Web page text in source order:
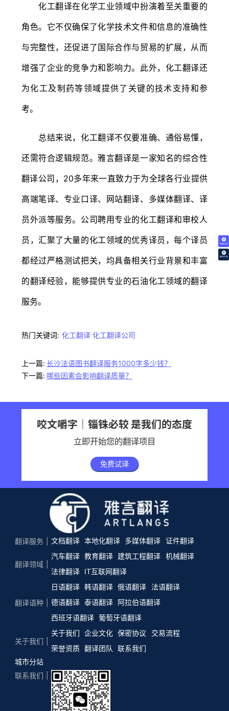
免费试译
翻译价格
化工翻译在化学工业领域中扮演着至关重要的
角色。它不仅确保了化学技术文件和信息的准确性
与完整性，还促进了国际合作与贸易的扩展，从而
增强了企业的竞争力和影响力。此外，化工翻译还
为化工及制药等领域提供了关键的技术支持和参
考。
总结来说，化工翻译不仅要准确、通俗易懂，
还需符合逻辑规范。雅言翻译是一家知名的综合性
翻译公司，20多年来一直致力于为全球各行业提供
高端笔译、专业口译、网站翻译、多媒体翻译、译
员外派等服务。公司聘用专业的化工翻译和审校人
员，汇聚了大量的化工领域的优秀译员，每个译员
都经过严格测试把关，均具备相关行业背景和丰富
的翻译经验，能够提供专业的石油化工领域的翻译
服务。
热门关键词: 化工翻译 化工翻译公司
上一篇: 长沙法语图书翻译服务1000字多少钱？
下一篇: 哪些因素会影响翻译质量？
咬文嚼字｜锱铢必较 是我们的态度
立即开始您的翻译项目
免费试译
翻译服务 文档翻译 本地化翻译 多媒体翻译 证件翻译
翻译领域
汽车翻译 教育翻译 建筑工程翻译 机械翻译
法律翻译
IT互联网翻译
翻译语种
日语翻译 韩语翻译 俄语翻译
法语翻译
德语翻译 泰语翻译 阿拉伯语翻译
西班牙语翻译 葡萄牙语翻译
关于我们
关于我们 企业文化 保密协议
交易流程
荣誉资质 翻译团队
联系我们
城市分站
联系我们